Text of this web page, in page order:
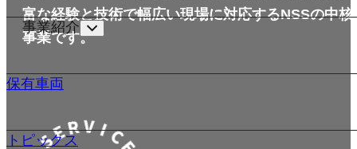
事業紹介
保有車両
トピックス
富な経験と技術で幅広い現場に対応するNSSの中核
事業です。